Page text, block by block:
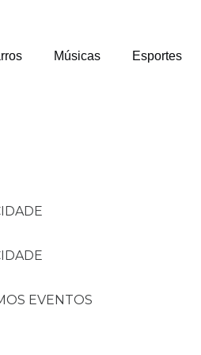
Músicas Esportes
EVENTOS